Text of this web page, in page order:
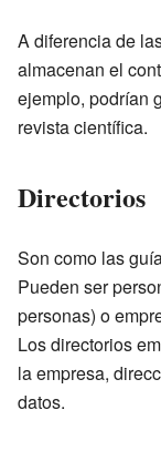
A diferencia de
almacenan el
ejemplo, podrían
revista científica.
Directorios
Son como las
Pueden ser
personas) o
Los directorios
la empresa,
datos.